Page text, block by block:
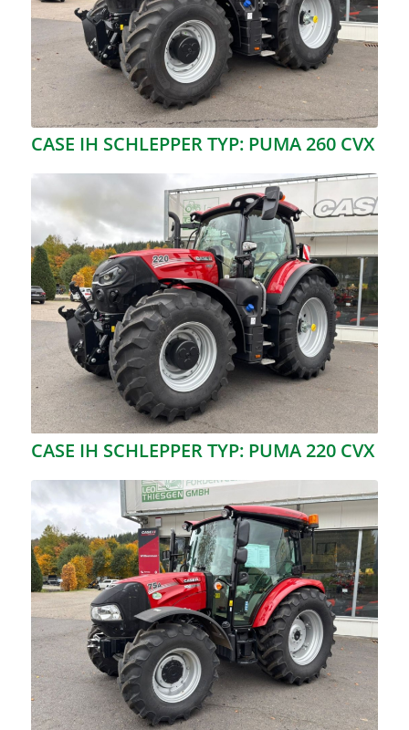
CASE IH SCHLEPPER TYP: PUMA 260 CVX
CASE IH SCHLEPPER TYP: PUMA 220 CVX